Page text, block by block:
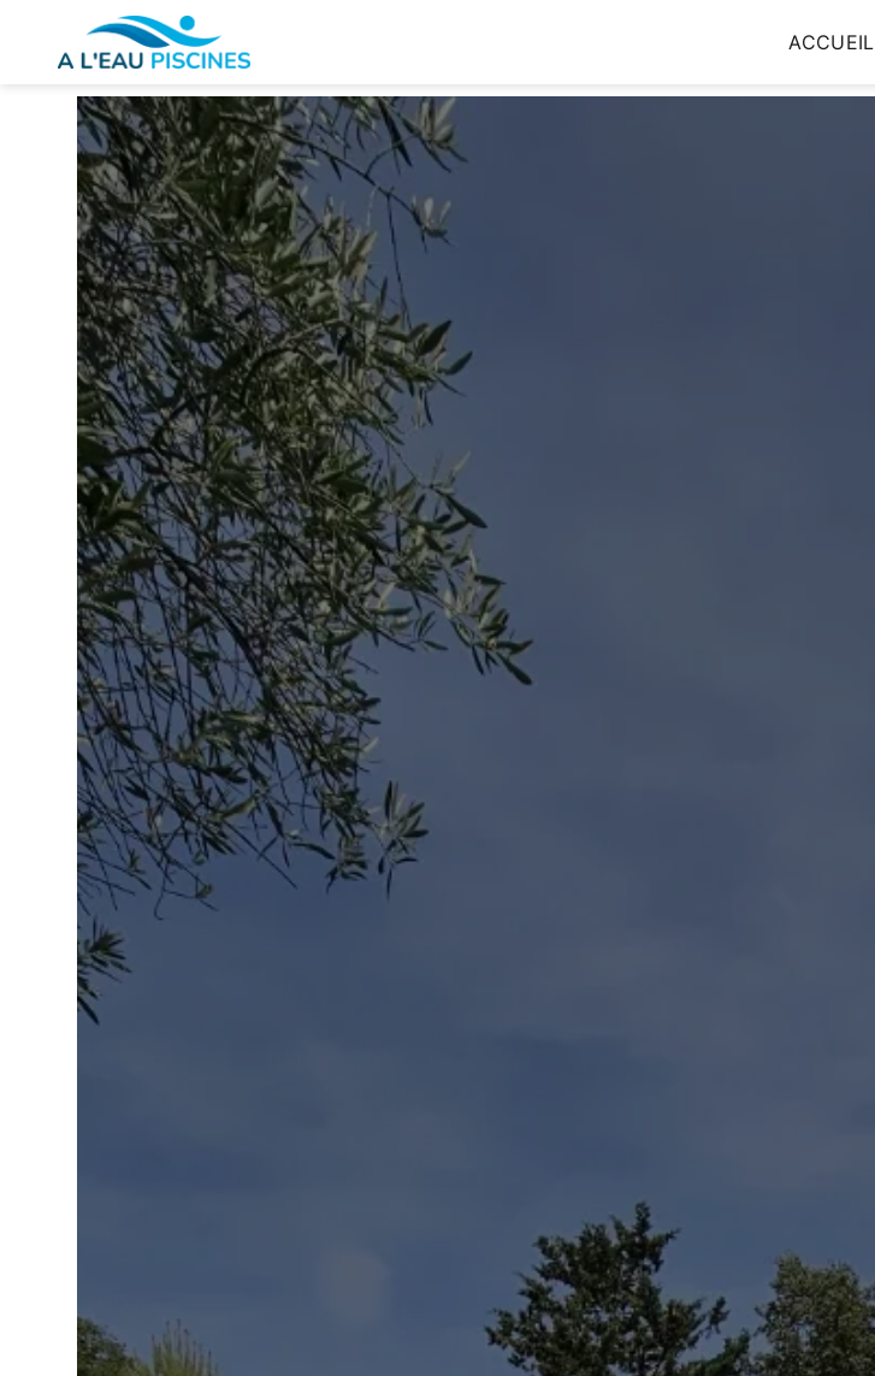
ACCUEIL
Panneau de gestion des cookies